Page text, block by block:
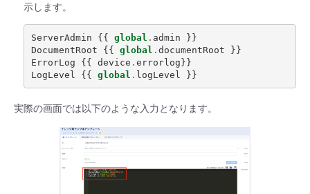
示します。
ServerAdmin {{ global . admin
}}
DocumentRoot
{{ global . documentRoot
}}
ErrorLog
{{ device . errorlog}}
LogLevel
{{ global . logLevel }}
実際の画面では以下のような入力となります。